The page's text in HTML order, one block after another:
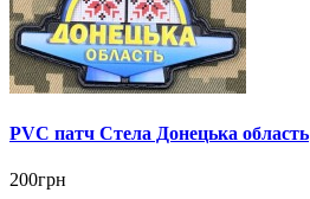
PVC патч Стела Донецька область
200грн